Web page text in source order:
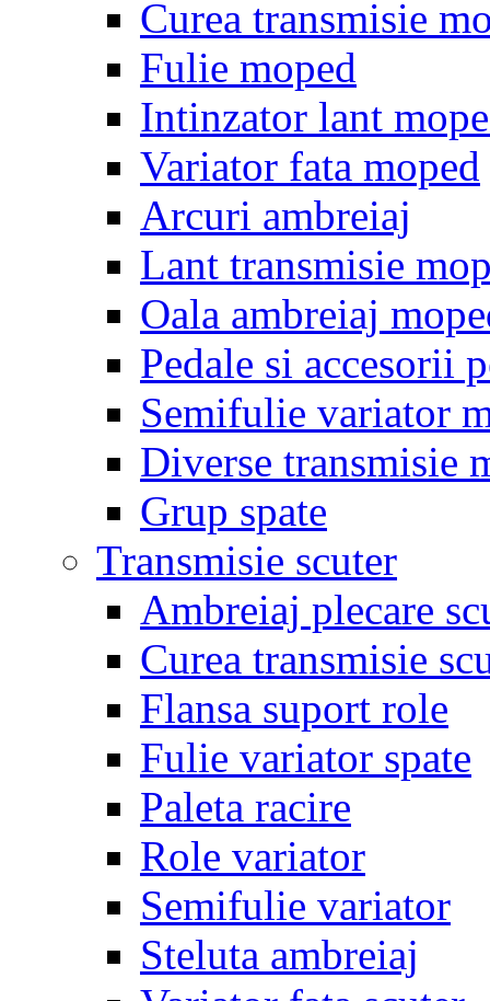
Curea transmisie
Fulie moped
Intinzator lant
Variator fata moped
Arcuri ambreiaj
Lant transmisie
Oala ambreiaj
Pedale si accesorii
Semifulie variator
Diverse transmisie
Grup spate
Transmisie scuter
Ambreiaj plecare
Curea transmisie
Flansa suport role
Fulie variator spate
Paleta racire
Role variator
Semifulie variator
Steluta ambreiaj